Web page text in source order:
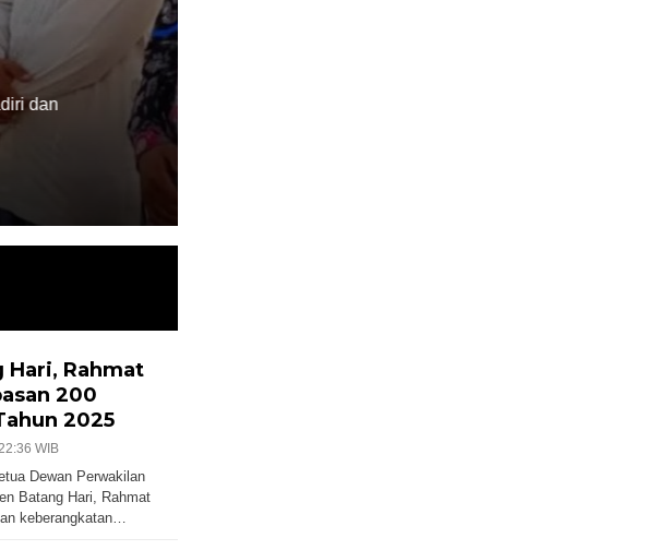
Hari, Rahmat
200
2025
WIB
Dewan Perwakilan
Batang Hari, Rahmat
keberangkatan…